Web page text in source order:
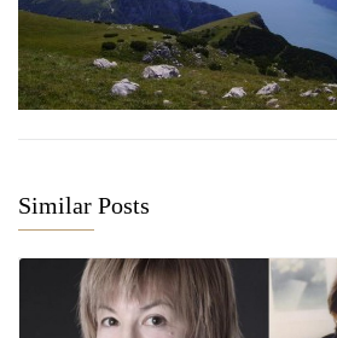
Similar Posts